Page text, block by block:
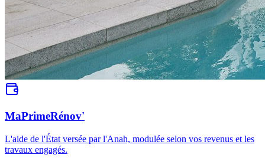
MaPrimeRénov'
L'aide de l'État versée par l'Anah, modulée selon vos revenus et les
travaux engagés.